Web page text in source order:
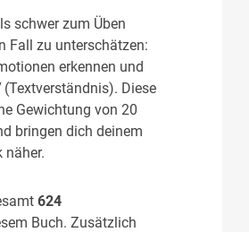
schwer zum Üben
Fall zu unterschätzen:
erkennen und
(Textverständnis). Diese
Gewichtung von 20
bringen dich deinem
näher.
624
Buch. Zusätzlich